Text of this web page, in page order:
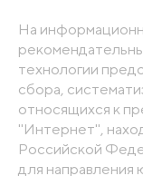
На
технологии
сбора,
относящихся к
"Интернет",
Российской
для направления